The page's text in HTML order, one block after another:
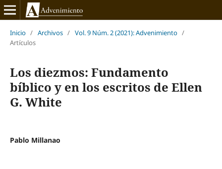
Inicio / Archivos / Vol. 9 Núm. 2 (2021): Advenimiento /
Artículos
Los diezmos: Fundamento
bíblico y en los escritos de Ellen
G. White
Pablo Millanao